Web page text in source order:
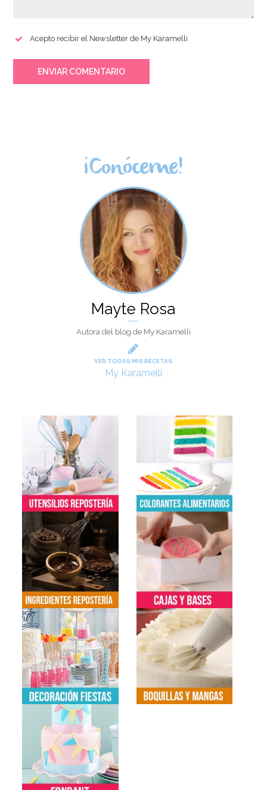
Acepto recibir el Newsletter de My Karamelli
ENVIAR COMENTARIO
¡Conóceme!
Mayte Rosa
Autora del blog de My Karamelli
VER TODAS MIS RECETAS
My Karamelli